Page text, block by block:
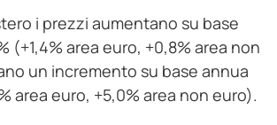
i prezzi aumentano su base
(+1,4% area euro, +0,8% area non
un incremento su base annua
area euro, +5,0% area non euro).